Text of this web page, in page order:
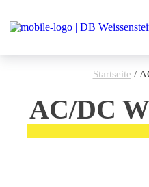
Startseite /
AC/DC